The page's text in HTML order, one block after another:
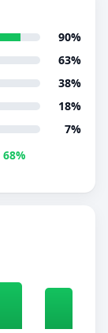
90%
63%
38%
18%
7%
68%